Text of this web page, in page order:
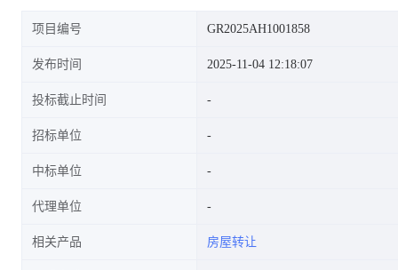
项目编号 GR2025AH1001858
发布时间 2025-11-04 12:18:07
投标截止时间
招标单位
中标单位
代理单位
相关产品 房屋转让